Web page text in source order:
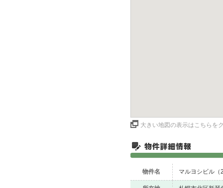
大きい地図の表示はこちらを
物件名 マルヨシビル（